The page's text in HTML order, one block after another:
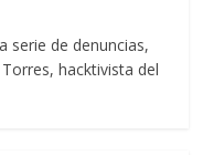
serie de denuncias,
hacktivista del